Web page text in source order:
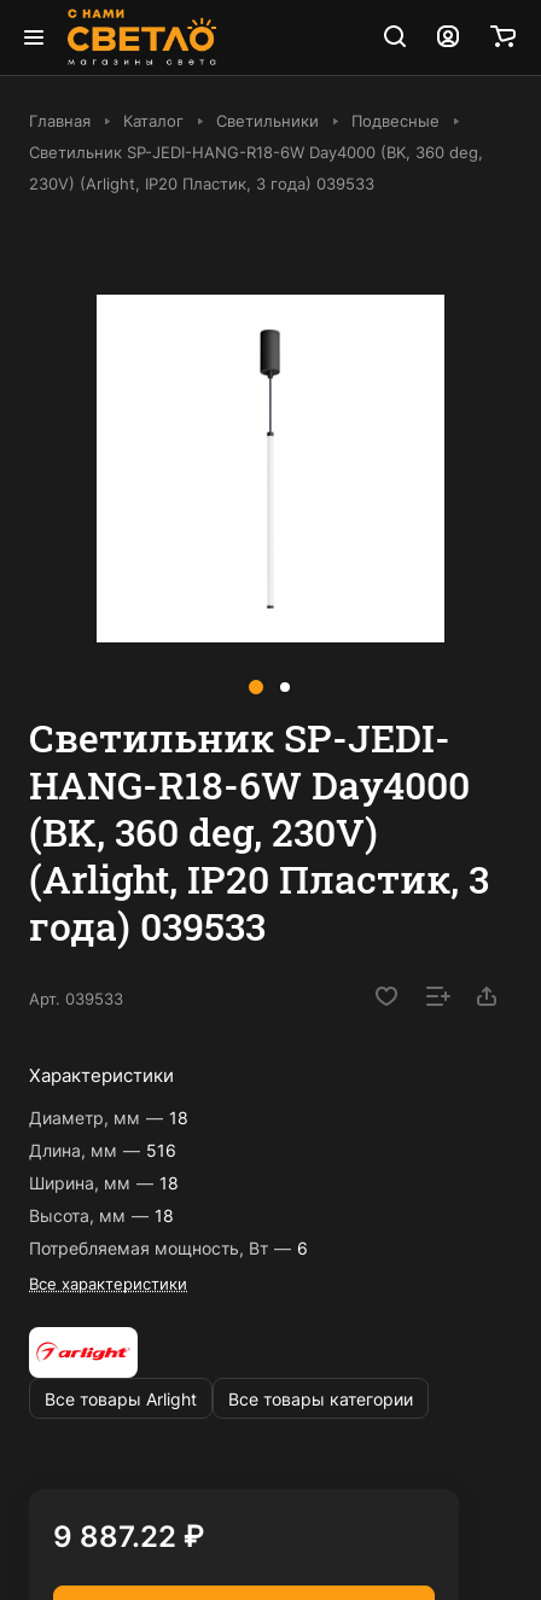
Главная Каталог Светильники
Подвесные
Светильник SP-JEDI-HANG-R18-6W Day4000 (BK, 360 deg,
230V) (Arlight, IP20 Пластик, 3 года) 039533
Светильник SP-JEDI-
HANG-R18-6W Day4000
(BK, 360 deg, 230V)
(Arlight, IP20 Пластик, 3
года) 039533
Арт. 039533
Характеристики
Диаметр, мм — 18
Длина, мм — 516
Ширина, мм — 18
Высота, мм — 18
Потребляемая мощность, Вт — 6
Все характеристики
Все товары Arlight Все товары категории
9 887.22 ₽